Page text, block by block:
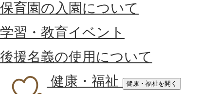
保育園の入園について
学習・教育イベント
後援名義の使用について
健康・福祉
健康・福祉を開く